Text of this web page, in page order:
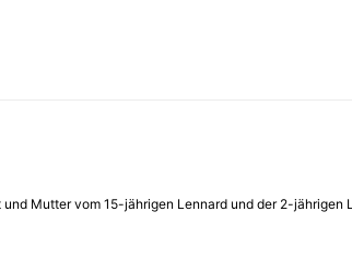
Mutter vom 15-jährigen Lennard und der 2-